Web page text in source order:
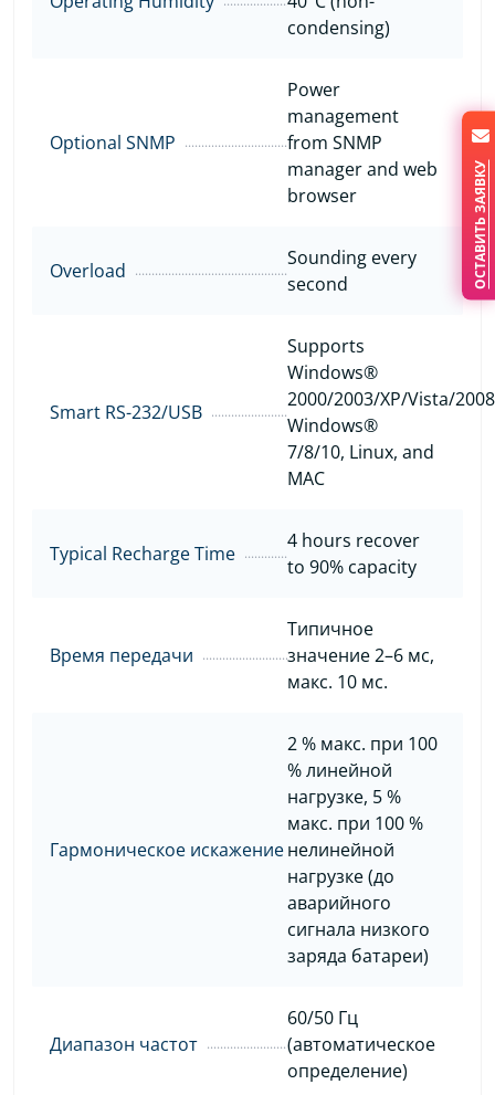
condensing)
Optional SNMP
Power
management
from SNMP
manager and web
browser
Overload
Sounding every
second
Smart RS-232/USB
Supports
Windows®
2000/2003/XP/Vista/
Windows®
7/8/10, Linux, and
MAC
Typical Recharge Time
4 hours recover
to 90% capacity
Время передачи
Типичное
значение 2–6 мс,
макс. 10 мс.
Гармоническое искажение
2 % макс. при 100
% линейной
нагрузке, 5 %
макс. при 100 %
нелинейной
нагрузке (до
аварийного
сигнала низкого
заряда батареи)
Диапазон частот
60/50 Гц
(автоматическое
определение)
ОСТАВИТЬ ЗАЯВКУ